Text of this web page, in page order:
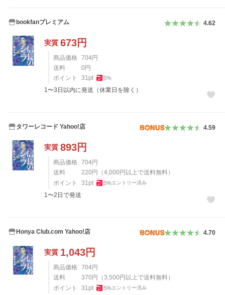
bookfanプレミアム 4.62
実質 673円
商品価格 704円
送料
0 円
ポイント
31pt 5%
1〜3日以内に発送（休業日を除く）
タワーレコード Yahoo!店 4.59
実質 893円
商品価格 704円
送料
220 円 （4,000 円以上で送料無料）
ポイント
31pt 5%エントリー済み
1〜2日で発送
Honya Club.com Yahoo!店 4.70
実質 1,043円
商品価格 704円
送料
370 円 （3,500 円以上で送料無料）
ポイント
31pt 5%エントリー済み